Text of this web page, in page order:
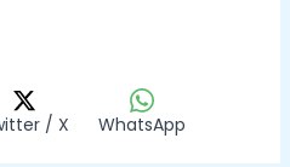
/ X WhatsApp